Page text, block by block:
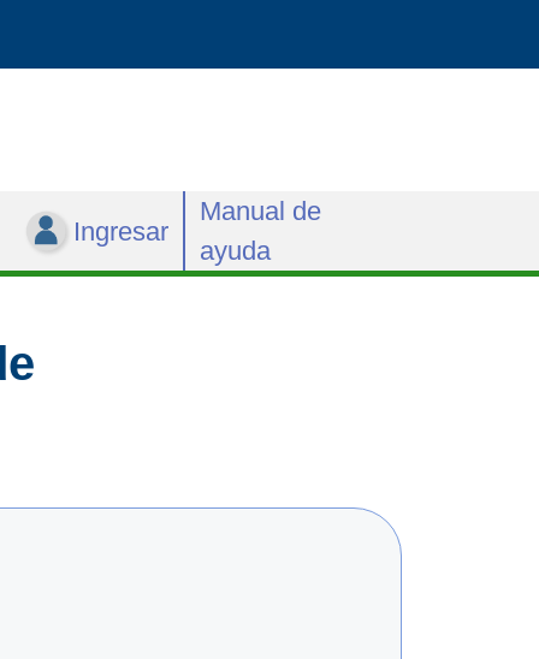
Ingresar
Manual de
ayuda